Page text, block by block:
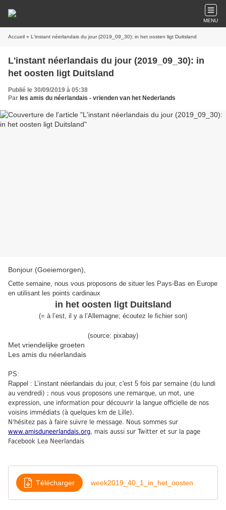
MENU
Accueil » L'instant néerlandais du jour (2019_09_30): in het oosten ligt Duitsland
L'instant néerlandais du jour (2019_09_30): in
het oosten ligt Duitsland
Publié le 30/09/2019 à 05:38
Par les amis du néerlandais - vrienden van het Nederlands
Bonjour (Goeiemorgen),
Cette semaine, nous vous proposons de situer les Pays-Bas en Europe
en utilisant les points cardinaux
in het oosten ligt Duitsland
(= à l’est, il y a l’Allemagne; écoutez le fichier son)
(source: pixabay)
Met vriendelijke groeten
Les amis du néerlandais
PS:
Rappel : L’instant néerlandais du jour, c'est 5 fois par semaine (du lundi
au vendredi) ; nous vous proposons une remarque, un mot, une
expression, une information pour découvrir la langue officielle de nos
voisins immédiats (à quelques km de Lille).
N'hésitez pas à faire suivre le message. Nous sommes sur
www.amisduneerlandais.org, mais aussi sur Twitter et sur la page
Facebook Lea Neerlandais
Télécharger week2019_40_1_in_het_oosten